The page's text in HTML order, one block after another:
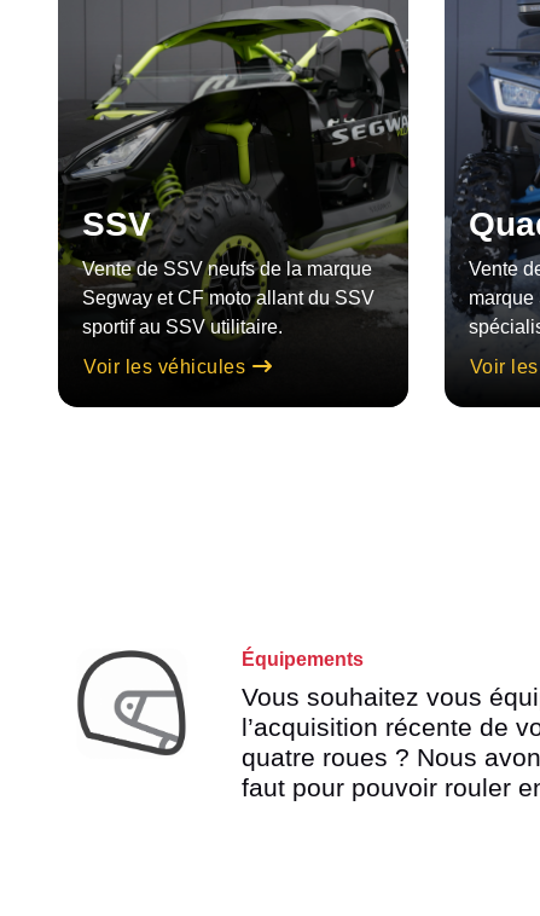
SSV
Vente de SSV neufs de la marque
Segway et CF moto allant du SSV
sportif au SSV utilitaire.
Voir les véhicules
Vente
marque
Voir
Équipements
Vous souhaitez vous
l’acquisition récente de
quatre roues ? Nous
faut pour pouvoir rouler